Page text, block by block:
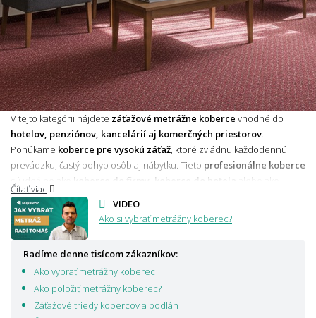
Radíme denne tisícom zákazníkov:
Ako vybrať metrážny koberec
Ako položiť metrážny koberec?
Záťažové triedy kobercov a podláh
VIDEO
Ako si vybrať metrážny koberec?
V tejto kategórii nájdete záťažové metrážne koberce vhodné do
hotelov, penziónov, kancelárií aj komerčných priestorov
Ponúkame koberce pre vysokú záťaž , ktoré zvládnu každodennú
prevádzku, častý pohyb osôb aj nábytku. Tieto profesionálne koberce
sú ideálne ako koberce do firmy, koberce do hotela
alebo ako
riešenie prezaťažované miestnosti
Na výber máte širokú škálu dezénov aj farieb, vrátane
podláhpre bezpečnostné normy. Všetky produkty sú kvalitné,
dostupné a s
dopravou zadarmo . Pomôžeme aj s
Prečítajte siďalšie informácie o záťažových kobercoch
Tip:
nezabudnite na správne zakončenie kobercov lištami
Čítať viac